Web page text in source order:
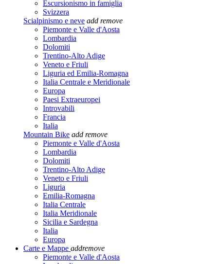
Escursionismo in famiglia
Svizzera
Scialpinismo e neve add remove
Piemonte e Valle d'Aosta
Lombardia
Dolomiti
Trentino-Alto Adige
Veneto e Friuli
Liguria ed Emilia-Romagna
Italia Centrale e Meridionale
Europa
Paesi Extraeuropei
Introvabili
Francia
Italia
Mountain Bike add remove
Piemonte e Valle d'Aosta
Lombardia
Dolomiti
Trentino-Alto Adige
Veneto e Friuli
Liguria
Emilia-Romagna
Italia Centrale
Italia Meridionale
Sicilia e Sardegna
Italia
Europa
Carte e Mappe addremove
Piemonte e Valle d'Aosta